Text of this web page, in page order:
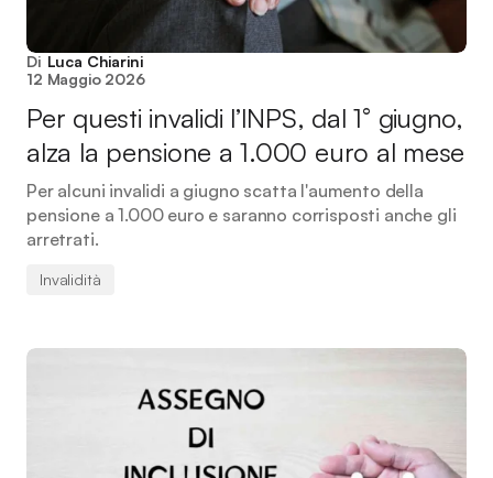
Di Luca Chiarini
12 Maggio 2026
Per questi invalidi l’INPS, dal 1° giugno,
alza la pensione a 1.000 euro al mese
Per alcuni invalidi a giugno scatta l'aumento della
pensione a 1.000 euro e saranno corrisposti anche gli
arretrati.
Invalidità